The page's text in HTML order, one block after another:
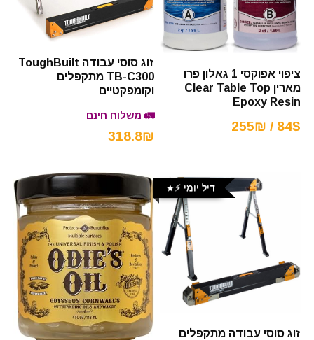
ציפוי אפוקסי 1 גאלון פרו
מארין Clear Table Top
Epoxy Resin
84$ / 255₪
זוג סוסי עבודה ToughBuilt
TB-C300 מתקפלים
וקומפקטיים
🚛 משלוח חינם
318.8₪
דיל יומי ⚡️
זוג סוסי עבודה מתקפלים